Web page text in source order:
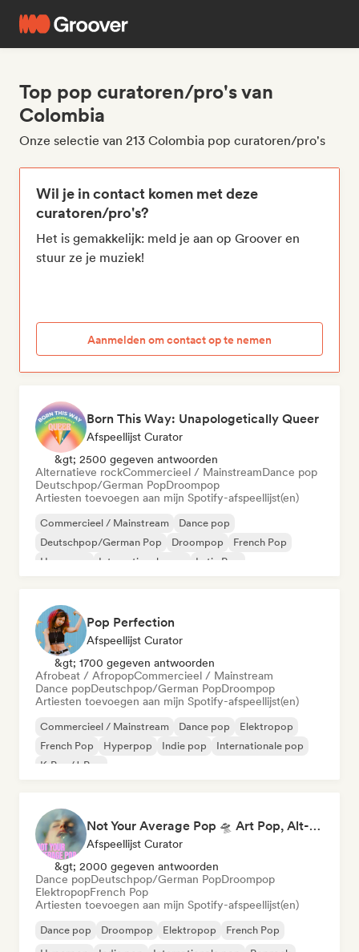
Top pop curatoren/pro's van
Colombia
Onze selectie van 213 Colombia pop curatoren/pro's
Wil je in contact komen met deze
curatoren/pro's?
Het is gemakkelijk: meld je aan op Groover en
stuur ze je muziek!
Aanmelden om contact op te nemen
Born This Way: Unapologetically Queer
Afspeellijst Curator
&gt; 2500 gegeven antwoorden
Alternatieve rockCommercieel / MainstreamDance pop
Deutschpop/German PopDroompop
Artiesten toevoegen aan mijn Spotify-afspeellijst(en)
Commercieel / Mainstream
Dance pop
Deutschpop/German Pop
Droompop
French Pop
Hyperpop
Internationale pop Latin Pop
Pop Perfection
Afspeellijst Curator
&gt; 1700 gegeven antwoorden
Afrobeat / AfropopCommercieel / Mainstream
Dance popDeutschpop/German PopDroompop
Artiesten toevoegen aan mijn Spotify-afspeellijst(en)
Commercieel / Mainstream Dance pop
Elektropop
French Pop
Hyperpop Indie pop
Internationale pop
K-Pop/J-Pop
Not Your Average Pop 🛸 Art Pop, Alt-Pop & Indie Pop
Afspeellijst Curator
&gt; 2000 gegeven antwoorden
Dance popDeutschpop/German PopDroompop
ElektropopFrench Pop
Artiesten toevoegen aan mijn Spotify-afspeellijst(en)
Dance pop Droompop Elektropop
French Pop